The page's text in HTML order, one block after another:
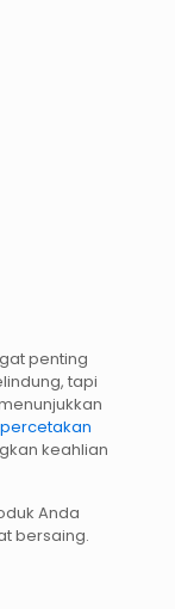
penting
tapi
percetakan
keahlian
Anda
bersaing.